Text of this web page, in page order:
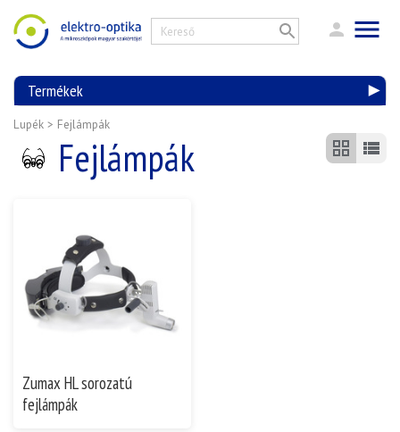
Termékek
Lupék > Fejlámpák
Fejlámpák
Zumax HL sorozatú
fejlámpák